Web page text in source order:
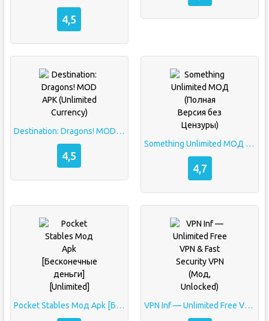
4,5
Destination: Dragons! MOD APK  (Unlimited Currency)
4,5
Something Unlimited МОД (Полная Версия без Цензуры)
4,7
Pocket Stables Мод Apk [Бесконечные деньги][Unlimited] VPN Inf — Unlimited Free VPN & Fast Security VPN (Мод, Unlocked)